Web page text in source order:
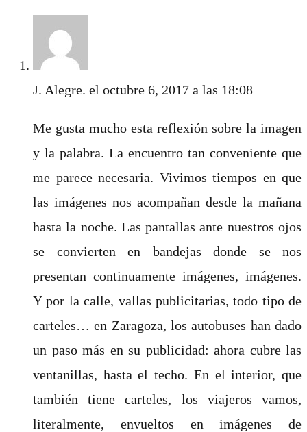
J. Alegre. el octubre 6, 2017 a las 18:08
Me gusta mucho esta reflexión sobre la imagen
y la palabra. La encuentro tan conveniente que
me parece necesaria. Vivimos tiempos en que
las imágenes nos acompañan desde la mañana
hasta la noche. Las pantallas ante nuestros ojos
se convierten en bandejas donde se nos
presentan continuamente imágenes, imágenes.
Y por la calle, vallas publicitarias, todo tipo de
carteles… en Zaragoza, los autobuses han dado
un paso más en su publicidad: ahora cubre las
ventanillas, hasta el techo. En el interior, que
también tiene carteles, los viajeros vamos,
literalmente, envueltos en imágenes de